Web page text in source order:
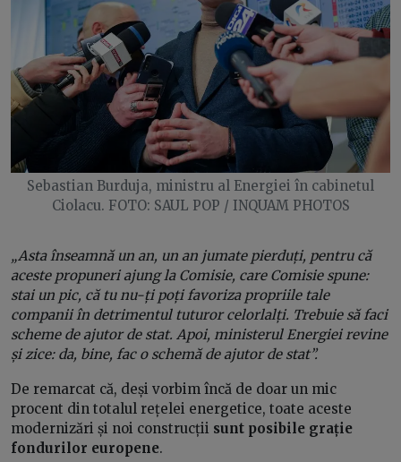
Sebastian Burduja, ministru al Energiei în cabinetul
Ciolacu. FOTO: SAUL POP / INQUAM PHOTOS
„Asta înseamnă un an, un an jumate pierduți, pentru că
aceste propuneri ajung la Comisie, care Comisie spune:
stai un pic, că tu nu-ți poți favoriza propriile tale
companii în detrimentul tuturor celorlalți. Trebuie să faci
scheme de ajutor de stat. Apoi, ministerul Energiei revine
și zice: da, bine, fac o schemă de ajutor de stat”.
De remarcat că, deși vorbim încă de doar un mic
procent din totalul rețelei energetice, toate aceste
modernizări și noi construcții sunt posibile grație
fondurilor europene.